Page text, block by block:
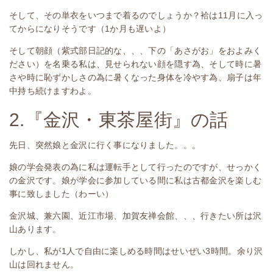
そして、その単衣をいつまで着るのでしょうか？袷は11月に入っ
てからになりそうです（1か月も遅いよ）
そして朝顔（紫式部日記的な、、、下の「あさがお」をおよみく
ださい）を名乗る私は、見せられない顔を隠す為、そして時に暑
さや時に恥ずかしさの為に暑くなった身体を冷やす為、扇子は年
中持ち続けますわよ。
2.『金沢・東茶屋街』の話
先日、突然娘と金沢に行く事になりました。。。
娘の学会発表の為に私は運転手として行ったのですが、せっかく
の金沢です。娘が学会に参加している間に私は古都金沢を楽しむ
事に致しました（わーい）
金沢城、兼六園、近江市場、加賀友禅会館、、、行きたい所は沢
山あります。
しかし、私が1人で自由に楽しめる時間はせいぜい3時間。余り沢
山は回れません。